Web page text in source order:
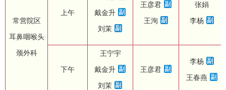
常营院区
耳鼻咽喉头
颈外科
上午
戴金升
刘茉
王彦君
王洵
张娟
李杨
下午
王宁宇
戴金升
刘茉
王彦君
李杨
王春燕